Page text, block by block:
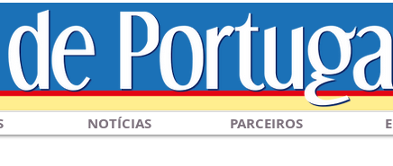
NOTÍCIAS PARCEIROS